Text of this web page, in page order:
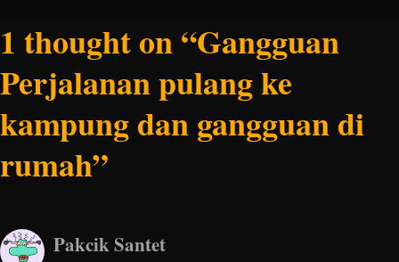
1 thought on “Gangguan
Perjalanan pulang ke
kampung dan gangguan di
rumah”
Pakcik Santet